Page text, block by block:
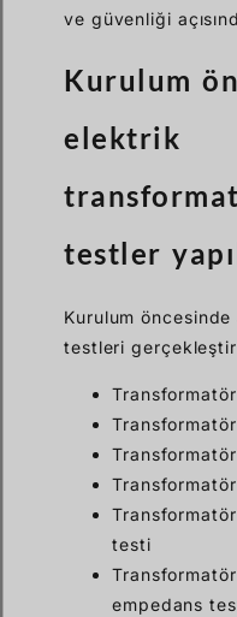
ve güvenliği
Kurulum
elektrik
testler
Kurulum
testleri
testi
empedans